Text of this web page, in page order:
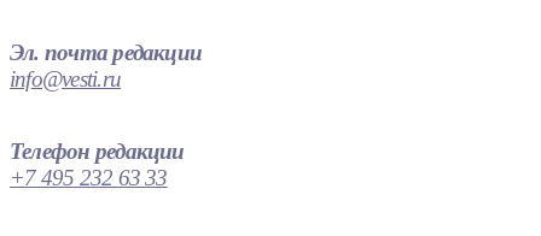
Эл. почта редакции
info@vesti.ru
Телефон редакции
+7 495 232 63 33